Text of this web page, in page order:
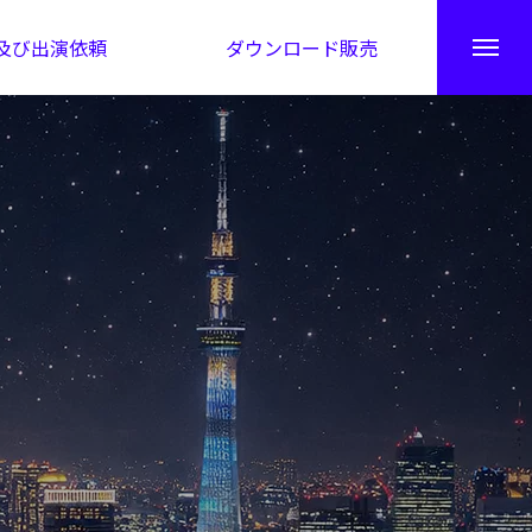
び出演依頼 ダウンロード販売
秘伝公開！吉凶カレンダー